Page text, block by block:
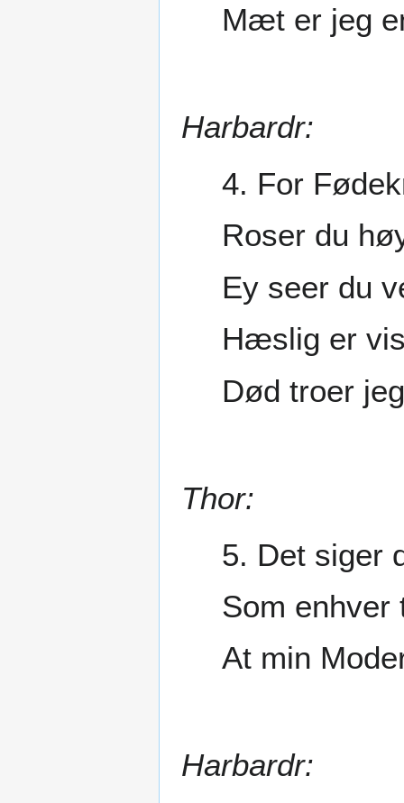
Mæt er jeg
Harbardr:
4. For
Roser du
Ey seer du
Hæslig er
Død troer
Thor:
5. Det siger
Som
At min
Harbardr: